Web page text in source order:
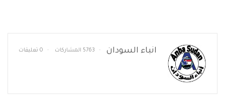
انباء السودان 5763 المشاركات 0 تعليقات